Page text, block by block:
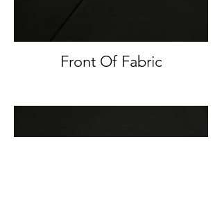
Front Of Fabric